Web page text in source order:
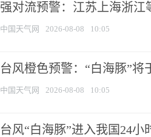
强对流预警：江苏上海浙江
中国天气网 2026-08-08 10:05
台风橙色预警：“白海豚”将
中国天气网 2026-08-08 10:05
台风“白海豚”进入我国24